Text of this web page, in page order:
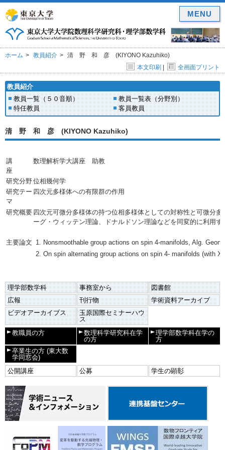
ホーム 教員紹介
清 野 和 彦 (KIYONO Kazuhiko)
本文印刷 | 全画面プリント
教員紹介
教員一覧（５０音順）
教員一覧表（分野別）
特任教員
客員教員
清 野 和 彦 (KIYONO Kazuhiko)
講
座
数理解析学大講座 助教
研究分野位相幾何学
研究テー
マ
四次元多様体への有限群の作用
研究概要 四次元可微分多様体の持つ位相多様体としての対称性と可微分
ーグ・ウィッテン理論、ドナルドソン理論などを同変的に利用
主要論文
Nonsmoothable group actions on spin 4-manifolds, Alg.
On spin alternating group actions on spin 4- manifolds (with
理学部数学科 事務室から
図書館
広報
刊行物
学術資料アーカイブ
ビデオアーカイブス
玉原国際セミナーハウ
ス
教職員の方
数理科学研究科在学
の方
理学部数学科在学の
方
卒業生の方 (東大数
学同窓会)
公開講座
公募 学生の顕彰
MENU